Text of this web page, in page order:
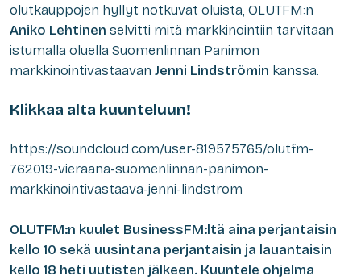
olutkauppojen hyllyt notkuvat oluista, OLUTFM:n
Aniko Lehtinen selvitti mitä markkinointiin tarvitaan
istumalla oluella Suomenlinnan Panimon
markkinointivastaavan Jenni Lindströmin kanssa.
Klikkaa alta kuunteluun!
https://soundcloud.com/user-819575765/olutfm-
762019-vieraana-suomenlinnan-panimon-
markkinointivastaava-jenni-lindstrom
OLUTFM:n kuulet BusinessFM:ltä aina perjantaisin
kello 10 sekä uusintana perjantaisin ja lauantaisin
kello 18 heti uutisten jälkeen. Kuuntele ohjelma